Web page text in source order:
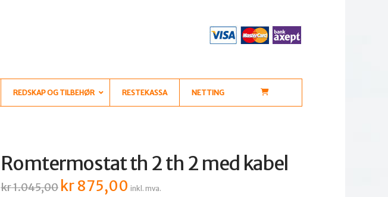
REDSKAP OG TILBEHØR RESTEKASSA NETTING
Romtermostat th 2 th 2 med kabel
kr1.045,00 Opprinnelig
pris
kr875,00 Nåværende
pris
inkl. mva.